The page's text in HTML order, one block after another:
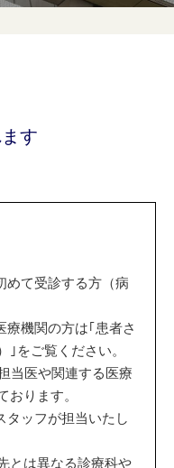
す
めて受診する方（病
機関の方は｢患者さ
をご覧ください。
当医や関連する医療
ります。
タッフが担当いたし
とは異なる診療科や